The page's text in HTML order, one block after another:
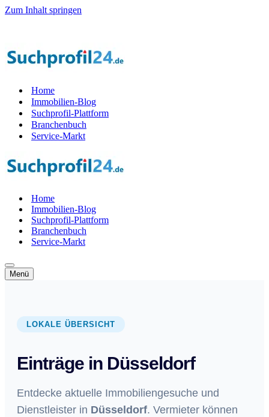
Zum Inhalt springen
Home
Immobilien-Blog
Suchprofil-Plattform
Branchenbuch
Service-Markt
Home
Immobilien-Blog
Suchprofil-Plattform
Branchenbuch
Service-Markt
Navigationsmenü
Menü
Navigationsmenü
LOKALE ÜBERSICHT
Einträge in Düsseldorf
Entdecke aktuelle Immobiliengesuche und
Dienstleister in Düsseldorf. Vermieter können